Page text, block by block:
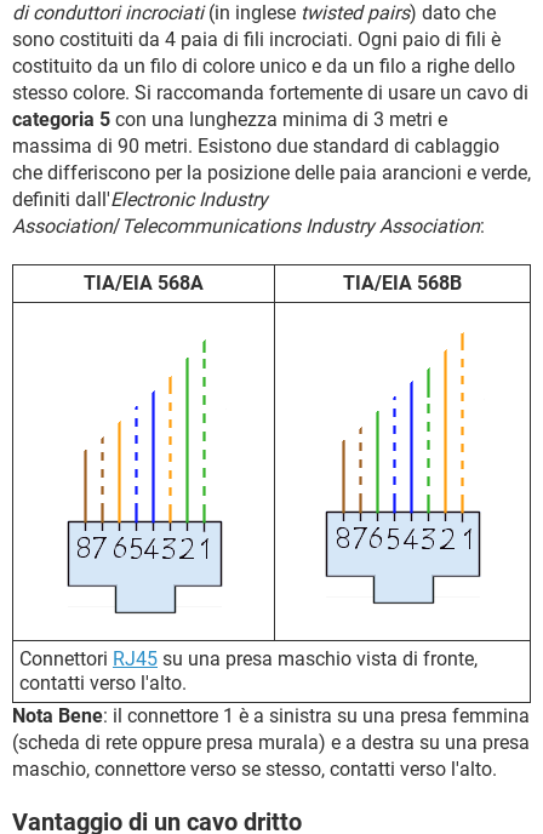
di conduttori incrociati(in inglese twisted pairs) dato che
sono costituiti da 4 paia di fili incrociati. Ogni paio di fili è
costituito da un filo di colore unico e da un filo a righe dello
stesso colore. Si raccomanda fortemente di usare un cavo di
categoria 5 con una lunghezza minima di 3 metri e
massima di 90 metri. Esistono due standard di cablaggio
che differiscono per la posizione delle paia arancioni e verde,
definiti dall'Electronic Industry
Association/ Telecommunications Industry Association:
TIA/EIA 568A TIA/EIA 568B
Connettori RJ45 su una presa maschio vista di fronte,
contatti verso l'alto.
Nota Bene: il connettore 1 è a sinistra su una presa femmina
(scheda di rete oppure presa murala) e a destra su una presa
maschio, connettore verso se stesso, contatti verso l'alto.
Vantaggio di un cavo dritto